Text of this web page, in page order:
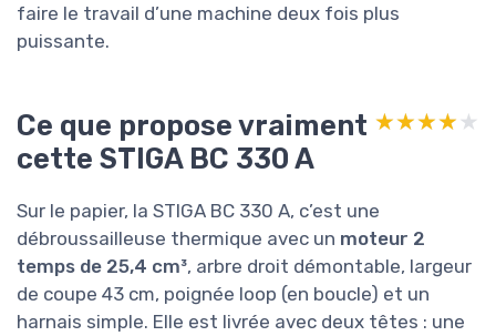
faire le travail d’une machine deux fois plus
puissante.
Ce que propose vraiment
cette STIGA BC 330 A
★★★★★
★★★★★
Sur le papier, la STIGA BC 330 A, c’est une
débroussailleuse thermique avec un moteur 2
temps de 25,4 cm³, arbre droit démontable, largeur
de coupe 43 cm, poignée loop (en boucle) et un
harnais simple. Elle est livrée avec deux têtes : une